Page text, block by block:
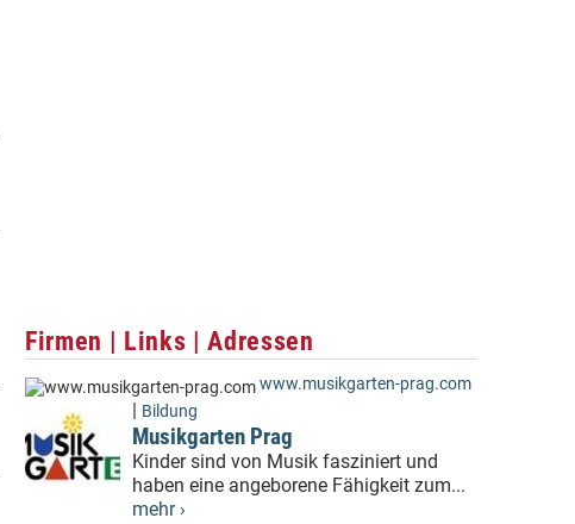
Firmen | Links | Adressen
www.musikgarten-prag.com
| Bildung
Musikgarten Prag
Kinder sind von Musik fasziniert und
haben eine angeborene Fähigkeit zum...
mehr ›